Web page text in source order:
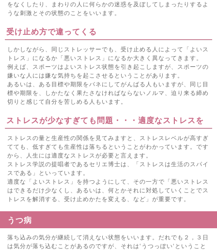
をなくしたり、まわりの人に何らかの迷惑を及ぼしてしまったりするよ
うな刺激とその状態のことをいいます。
受け止め方で違ってくる
しかしながら、同じストレッサーでも、受け止める人によって「よいス
トレス」になるか「悪いストレス」になるか大きく異なってきます。
例えば、スポーツはよいストレス状態を引き起こしますが、スポーツの
嫌いな人には嫌な気持ちを起こさせるということがあります。
あるいは、ある目標や期限をバネにしてがんばる人もいますが、同じ目
標や期限を、しかたなく果たさなければならないノルマ、迫り来る締め
切りと感じて自分を苦しめる人もいます。
ストレスが少なすぎても問題・・・適度なストレスを
ストレスの量と生産性の関係を見てみますと、ストレスレベルが高すぎ
てても、低すぎても生産性は落ちるということがわかっています。です
から、人生には適度なストレスが必要と言えます。
ストレス学説の提唱者であるセリエ博士は、「ストレスは生活のスパイ
スである」といっています。
適度な「よいストレス」を持つようにして、その一方で「悪いストレス
はできるだけ少なくし、あるいは、何とかそれに対処していくことでス
トレスを解消する、受け止めかたを変える、など」が重要です。
うつ病
落ち込みの気分が継続して消えない状態をいいます。だれでも２，３日
は気分が落ち込むことがあるのですが、それは‘うつっぽい‘ということ